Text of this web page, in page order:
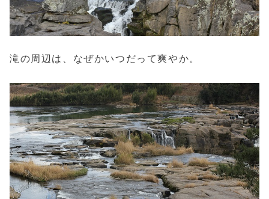
滝の周辺は、なぜかいつだって爽やか。